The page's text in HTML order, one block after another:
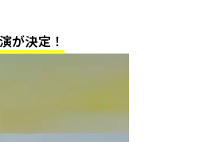
が決定！